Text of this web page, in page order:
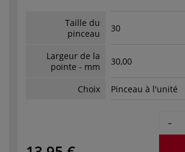
Taille du
pinceau
30
Largeur de la
pointe - mm
30,00
Choix Pinceau à l'unité
-